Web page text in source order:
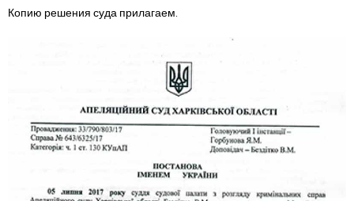
Копию решения суда прилагаем.